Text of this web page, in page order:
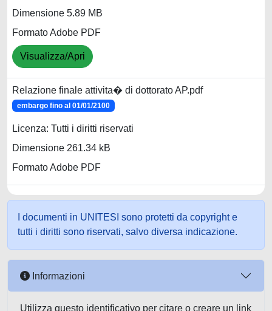
Dimensione 5.89 MB
Formato Adobe PDF
Visualizza/Apri
Relazione finale attivita� di dottorato AP.pdf
embargo fino al 01/01/2100
Licenza: Tutti i diritti riservati
Dimensione 261.34 kB
Formato Adobe PDF
I documenti in UNITESI sono protetti da copyright e
tutti i diritti sono riservati, salvo diversa indicazione.
Informazioni
Utilizza questo identificativo per citare o creare un link